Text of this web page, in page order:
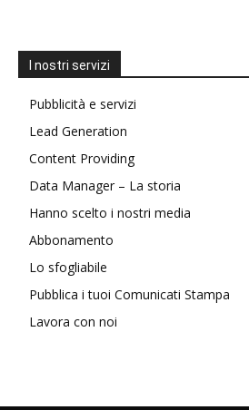
I nostri servizi
Pubblicità e servizi
Lead Generation
Content Providing
Data Manager – La storia
Hanno scelto i nostri media
Abbonamento
Lo sfogliabile
Pubblica i tuoi Comunicati Stampa
Lavora con noi